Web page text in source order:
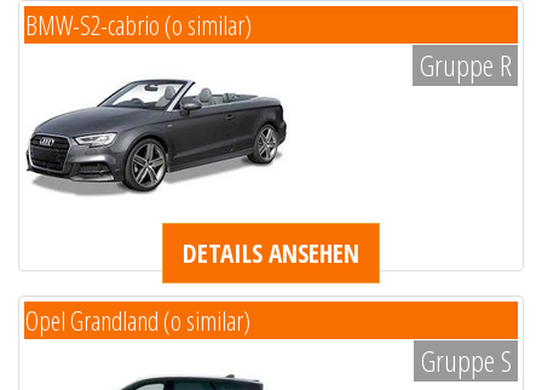
BMW-S2-cabrio (o similar)
Gruppe R
DETAILS ANSEHEN
Opel Grandland (o similar)
Gruppe S